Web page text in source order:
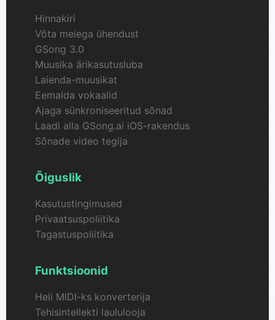
Hinnakiri
Võta meiega ühendust
GSong 3.0
Muusika ärikasutusluba
Laienda-muusikat
Eemalda vokaalid
Ajaga sünkroniseeritud sõnad
Laadi alla GSong.ai iOS-rakendus
Sõnade video tegija
Õiguslik
Kasutustingimused
Privaatsuspoliitika
Tagastuspoliitika
Funktsioonid
Heli MIDI-ks konverterija
Tehisintellekti laululooja